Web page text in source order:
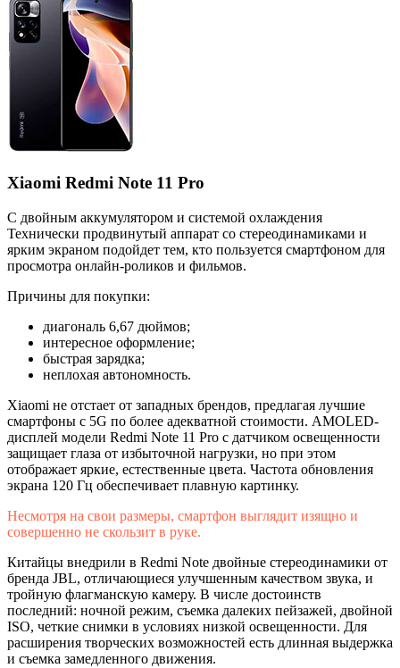
Xiaomi Redmi Note 11 Pro
С двойным аккумулятором и системой охлаждения
Технически продвинутый аппарат со стереодинамиками и
ярким экраном подойдет тем, кто пользуется смартфоном для
просмотра онлайн-роликов и фильмов.
Причины для покупки:
диагональ 6,67 дюймов;
интересное оформление;
быстрая зарядка;
неплохая автономность.
Xiaomi не отстает от западных брендов, предлагая лучшие
смартфоны с 5G по более адекватной стоимости. AMOLED-
дисплей модели Redmi Note 11 Pro с датчиком освещенности
защищает глаза от избыточной нагрузки, но при этом
отображает яркие, естественные цвета. Частота обновления
экрана 120 Гц обеспечивает плавную картинку.
Несмотря на свои размеры, смартфон выглядит изящно и
совершенно не скользит в руке.
Китайцы внедрили в Redmi Note двойные стереодинамики от
бренда JBL, отличающиеся улучшенным качеством звука, и
тройную флагманскую камеру. В числе достоинств
последний: ночной режим, съемка далеких пейзажей, двойной
ISO, четкие снимки в условиях низкой освещенности. Для
расширения творческих возможностей есть длинная выдержка
и съемка замедленного движения.